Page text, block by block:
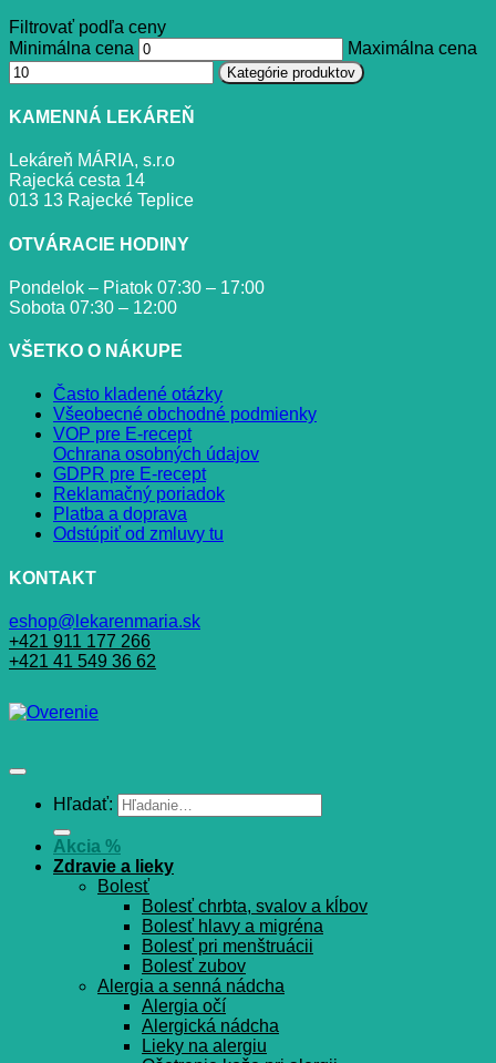
Filtrovať podľa ceny
Minimálna cena
Maximálna cena
Kategórie produktov
KAMENNÁ LEKÁREŇ
Lekáreň MÁRIA, s.r.o
Rajecká cesta 14
013 13 Rajecké Teplice
OTVÁRACIE HODINY
Pondelok – Piatok 07:30 – 17:00
Sobota 07:30 – 12:00
VŠETKO O NÁKUPE
Často kladené otázky
Všeobecné obchodné podmienky
VOP pre E-recept
Ochrana osobných údajov
GDPR pre E-recept
Reklamačný poriadok
Platba a doprava
Odstúpiť od zmluvy tu
KONTAKT
eshop@lekarenmaria.sk
+421 911 177 266
+421 41 549 36 62
Hľadať:
Akcia %
Zdravie a lieky
Bolesť
Bolesť chrbta, svalov a kĺbov
Bolesť hlavy a migréna
Bolesť pri menštruácii
Bolesť zubov
Alergia a senná nádcha
Alergia očí
Alergická nádcha
Lieky na alergiu